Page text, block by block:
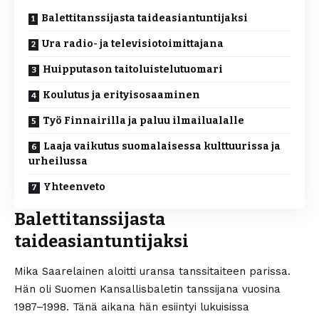
Balettitanssijasta taideasiantuntijaksi
Ura radio- ja televisiotoimittajana
Huipputason taitoluistelutuomari
Koulutus ja erityisosaaminen
Työ Finnairilla ja paluu ilmailualalle
Laaja vaikutus suomalaisessa kulttuurissa ja
urheilussa
Yhteenveto
Balettitanssijasta
taideasiantuntijaksi
Mika Saarelainen aloitti uransa tanssitaiteen parissa.
Hän oli Suomen Kansallisbaletin tanssijana vuosina
1987–1998. Tänä aikana hän esiintyi lukuisissa